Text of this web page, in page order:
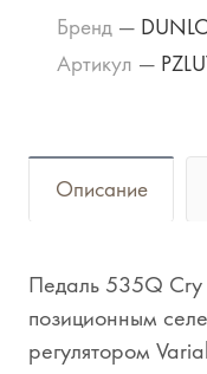
Бренд —
Артикул —
Описание
Педаль 535Q
позиционным
регулятором